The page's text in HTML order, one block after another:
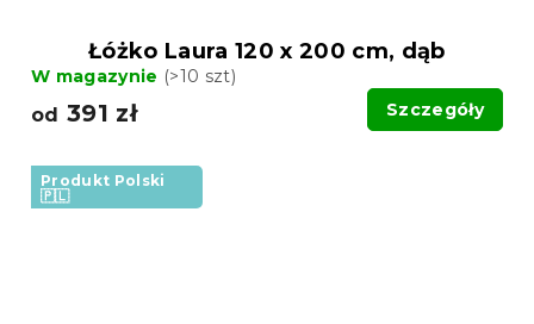
Łóżko Laura 120 x 200 cm, dąb
W magazynie (>10 szt)
od 391 zł Szczegóły
Produkt Polski
🇵🇱